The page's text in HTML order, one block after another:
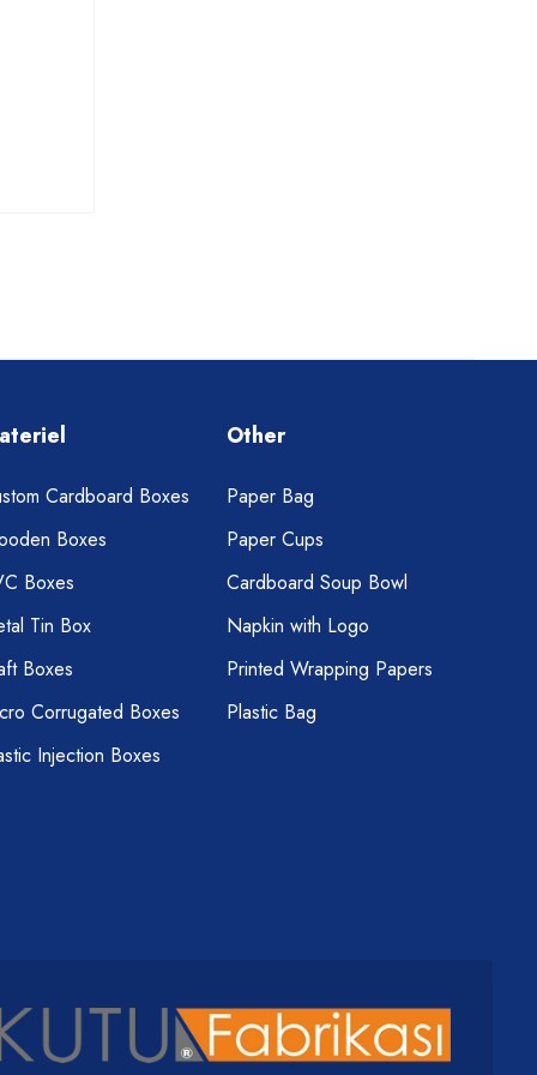
Cardboard Boxes
Boxes
Boxes
Tin Box
Boxes
Corrugated Boxes
Injection Boxes
Other
Paper Bag
Paper Cups
Cardboard Soup Bowl
Napkin with Logo
Printed Wrapping Papers
Plastic Bag